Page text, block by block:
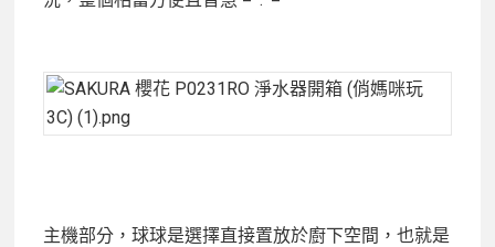
主機部分，球球是選擇直接置放於廚下空間，也就是